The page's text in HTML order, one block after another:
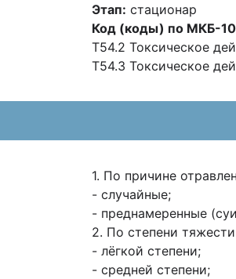
Этап: стационар
Код (коды) по МКБ-
T54.2 Токсическое
T54.3 Токсическое
1. По причине
- случайные;
- преднамеренные
2. По степени
- лёгкой степени;
- средней степени;